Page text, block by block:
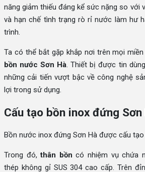
năng giảm thiếu đáng kể sức nặng so với
và hạn chế tình trạng rò rỉ nước làm hư
trình.
Ta có thể bắt gặp khắp nơi trên mọi
bồn nước Sơn Hà. Thiết bị được tin
những cải tiến vượt bậc về công nghệ
lợi trong sử dụng.
Cấu tạo bồn inox đứng Sơn
Bồn nước inox đứng Sơn Hà được cấu
Trong đó,thân bồn có nhiệm vụ chứa
thép không gỉ SUS 304 cao cấp. Trên